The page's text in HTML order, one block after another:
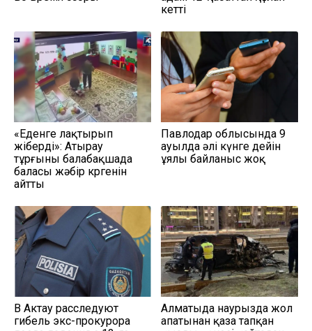
кетті
«Еденге лақтырып
жіберді»: Атырау
тұрғыны балабақшада
баласы жәбір көргенін
айтты
Павлодар облысында 9
ауылда әлі күнге дейін
ұялы байланыс жоқ
В Актау расследуют
гибель экс-прокурора
Алматыда наурызда жол
апатынан қаза тапқан